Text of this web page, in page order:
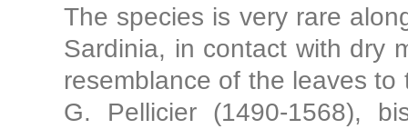
The species is very rare
Sardinia, in contact with dry
resemblance of the leaves
G. Pellicier (1490-1568),